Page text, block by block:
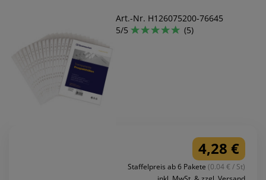
Art.-Nr. H126075200-76645
5/5
(5)
4,28 €
Staffelpreis ab 6 Pakete (0.04 € / St)